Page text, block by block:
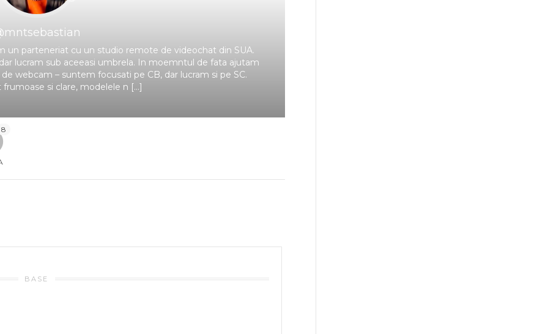
un parteneriat cu un studio remote de videochat din SUA.
lucram sub aceeasi umbrela. In moemntul de fata ajutam
webcam – suntem focusati pe CB, dar lucram si pe SC.
si clare, modelele n […]
8
BASE